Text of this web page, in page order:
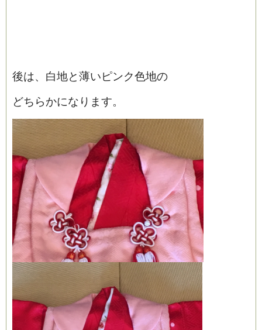
後は、白地と薄いピンク色地の
どちらかになります。